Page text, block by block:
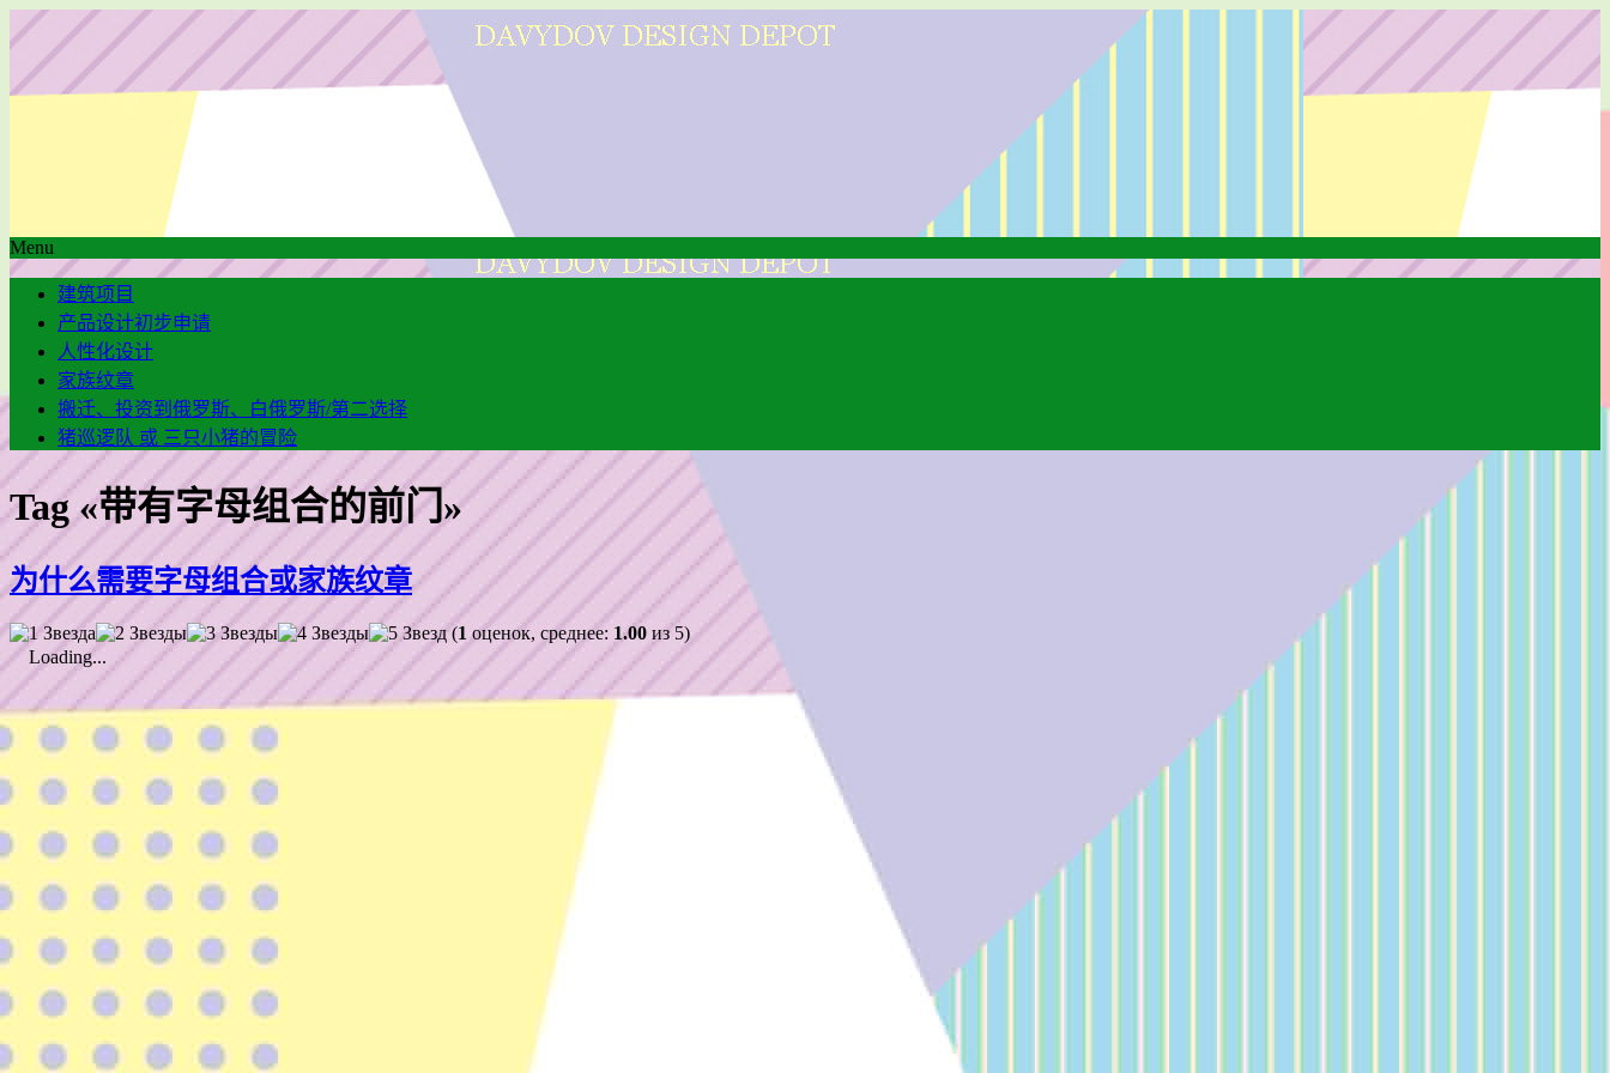
Menu
建筑项目
产品设计初步申请
人性化设计
家族纹章
搬迁、投资到俄罗斯、白俄罗斯/第二选择
猪巡逻队 或 三只小猪的冒险
Tag «带有字母组合的前门»
为什么需要字母组合或家族纹章
(1 оценок, среднее: 1.00 из 5)
Loading...